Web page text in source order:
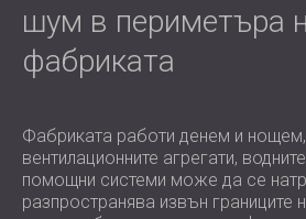
шум в периметъра
фабриката
Фабриката работи денем и
вентилационните агрегати,
помощни системи може да се
разпространява извън границите